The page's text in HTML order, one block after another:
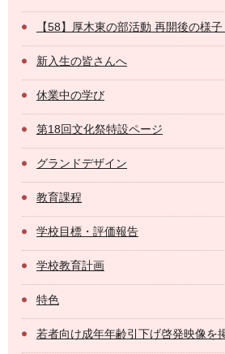
【58】厚木東の部活動 再開後の様
新入生の皆さんへ
休業中の学び
第18回文化祭特設ページ
グランドデザイン
教育課程
学校目標・評価報告
学校教育計画
特色
若者向け成年年齢引下げ啓発映像を